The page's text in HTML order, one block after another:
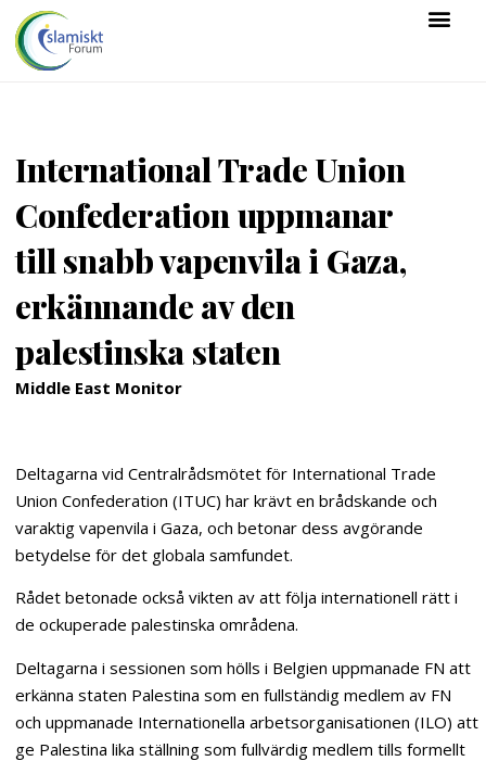
International Trade Union
Confederation uppmanar
till snabb vapenvila i Gaza,
erkännande av den
palestinska staten
Middle East Monitor
Deltagarna vid Centralrådsmötet för International Trade
Union Confederation (ITUC) har krävt en brådskande och
varaktig vapenvila i Gaza, och betonar dess avgörande
betydelse för det globala samfundet.
Rådet betonade också vikten av att följa internationell rätt i
de ockuperade palestinska områdena.
Deltagarna i sessionen som hölls i Belgien uppmanade FN att
erkänna staten Palestina som en fullständig medlem av FN
och uppmanade Internationella arbetsorganisationen (ILO) att
ge Palestina lika ställning som fullvärdig medlem tills formellt